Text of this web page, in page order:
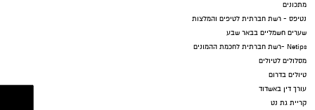
מתכונים
נטיפס - רשת חברתית לטיפים והמלצות
שערים חשמליים בבאר שבע
Netips -רשת חברתית לחכמת ההמונים
מסלולים לטיולים
טיולים בדרום
עורך דין באשדוד
קריית גת נט